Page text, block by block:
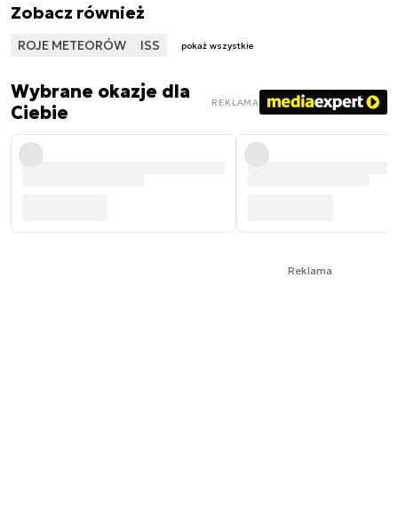
Zobacz również
ROJE METEORÓW ISS pokaż wszystkie
Wybrane okazje dla
Ciebie
REKLAMA
Reklama